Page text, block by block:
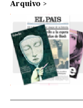
Arquivo